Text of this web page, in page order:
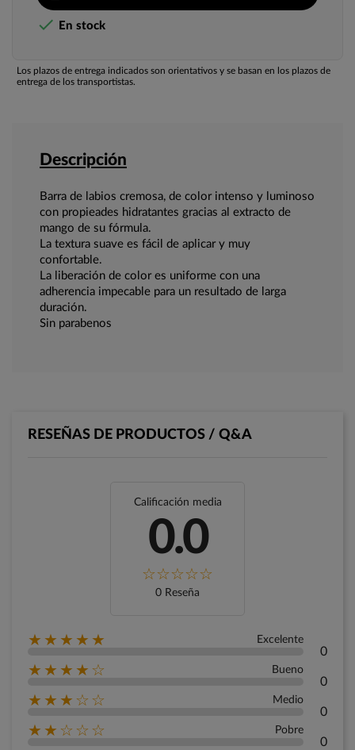
 En stock
Los plazos de entrega indicados son orientativos y se basan en los plazos de
entrega de los transportistas.
Descripción
Barra de labios cremosa, de color intenso y luminoso
con propieades hidratantes gracias al extracto de
mango de su fórmula.
La textura suave es fácil de aplicar y muy
confortable.
La liberación de color es uniforme con una
adherencia impecable para un resultado de larga
duración.
Sin parabenos
RESEÑAS DE PRODUCTOS / Q&A
Calificación media
0.0
0 Reseña
★★★★★ Excelente
0
★★★★☆ Bueno
0
★★★☆☆ Medio
0
★★☆☆☆ Pobre
0